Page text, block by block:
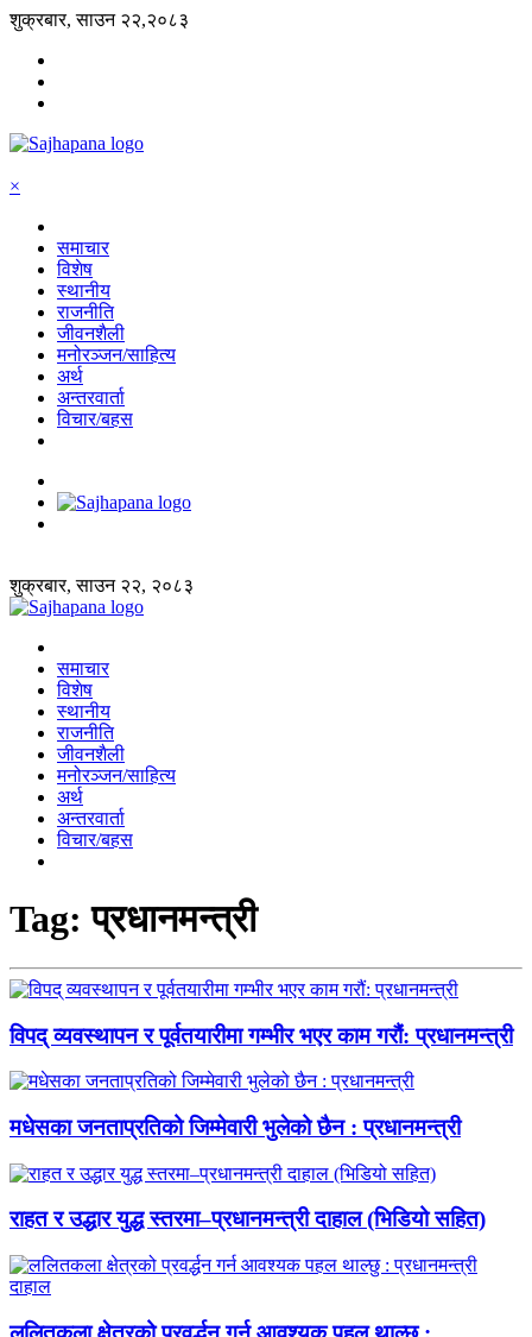
शुक्रबार, साउन २२,२०८३
×
समाचार
विशेष
स्थानीय
राजनीति
जीवनशैली
मनोरञ्जन/साहित्य
अर्थ
अन्तरवार्ता
विचार/बहस
शुक्रबार, साउन २२, २०८३
समाचार
विशेष
स्थानीय
राजनीति
जीवनशैली
मनोरञ्जन/साहित्य
अर्थ
अन्तरवार्ता
विचार/बहस
Tag:प्रधानमन्त्री
विपद् व्यवस्थापन र पूर्वतयारीमा गम्भीर भएर काम गरौं: प्रधानमन्त्री
मधेसका जनताप्रतिको जिम्मेवारी भुलेको छैन : प्रधानमन्त्री
राहत र उद्धार युद्ध स्तरमा–प्रधानमन्त्री दाहाल (भिडियो सहित)